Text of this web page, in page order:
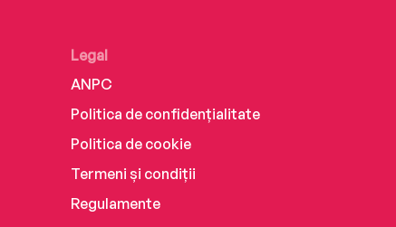
Legal
ANPC
Politica de confidențialitate
Politica de cookie
Termeni și condiții
Regulamente